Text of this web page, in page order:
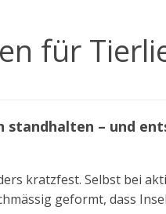
für
standhalten – und
kratzfest. Selbst bei
geformt, dass